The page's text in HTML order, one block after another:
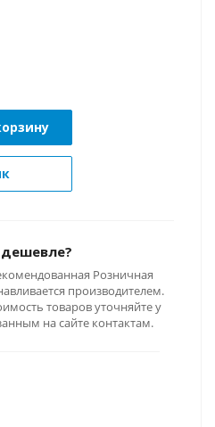
Розничная
производителем.
товаров уточняйте у
на сайте контактам.